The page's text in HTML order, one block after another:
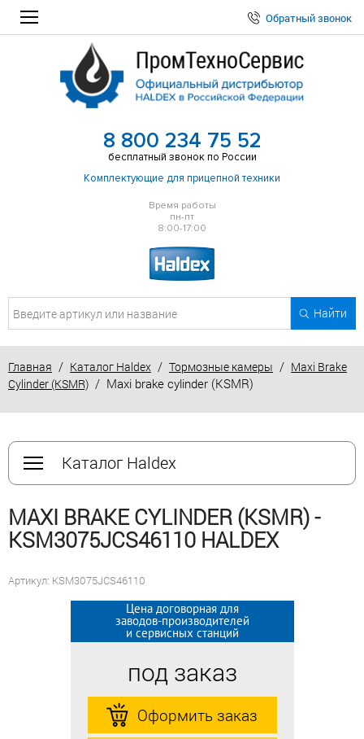
Обратный звонок
8 800 234 75 52
бесплатный звонок по России
Комплектующие для прицепной техники
Время работы
пн-пт
8:00-17:00
Найти
Главная / Каталог Haldex / Тормозные камеры / Maxi Brake
Cylinder (KSMR) / Maxi brake cylinder (KSMR)
Каталог Haldex
MAXI BRAKE CYLINDER (KSMR) -
KSM3075JCS46110 HALDEX
Артикул: KSM3075JCS46110
Цена договорная для
заводов-производителей
и сервисных станций
под заказ
Оформить заказ
Цена договорная для
заводов-производителей
и сервисных станций
под заказ
Оформить заказ